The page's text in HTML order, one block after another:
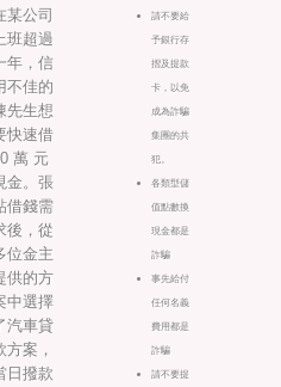
某公司
班超過
年，信
不佳的
先生想
快速借
萬 元
金。張
借錢需
後，從
位金主
供的方
中選擇
汽車貸
方案，
日撥款
請不要給
予銀行存
摺及提款
卡，以免
成為詐騙
集團的共
犯。
各類型儲
值點數換
現金都是
詐騙
事先給付
任何名義
費用都是
詐騙
請不要提